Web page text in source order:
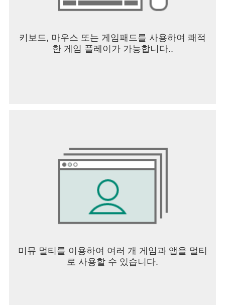
키보드, 마우스 또는 게임패드를 사용하여 쾌적
한 게임 플레이가 가능합니다..
미뮤 멀티를 이용하여 여러 개 게임과 앱을 멀티
로 사용할 수 있습니다.